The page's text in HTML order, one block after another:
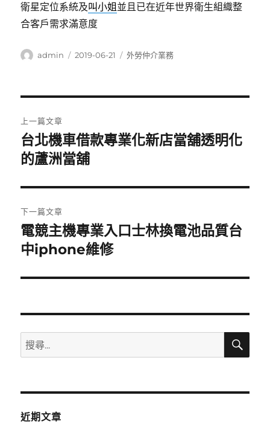
衛星定位系統及叫小姐 並且已在近年世界衛生組織整
合客戶需求滿意度
作
admin
發
2019-06-21
分
外勞仲介業務
章
導
覽
上一篇文章
上
一
文
章:
台北機車借款專業化新店當舖透明化
的蘆洲當舖
下一篇文章
下
一
文
電競主機專業入口士林換電池品質台
中iphone維修
搜
尋
鍵
搜
近期文章